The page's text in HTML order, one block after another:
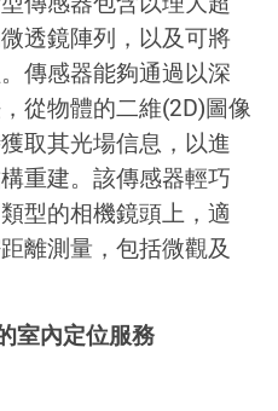
透鏡陣列，以及可將
傳感器能夠通過以深
從物體的二維(2D)圖像
取其光場信息，以進
重建。該傳感器輕巧
型的相機鏡頭上，適
離測量，包括微觀及
室內定位服務